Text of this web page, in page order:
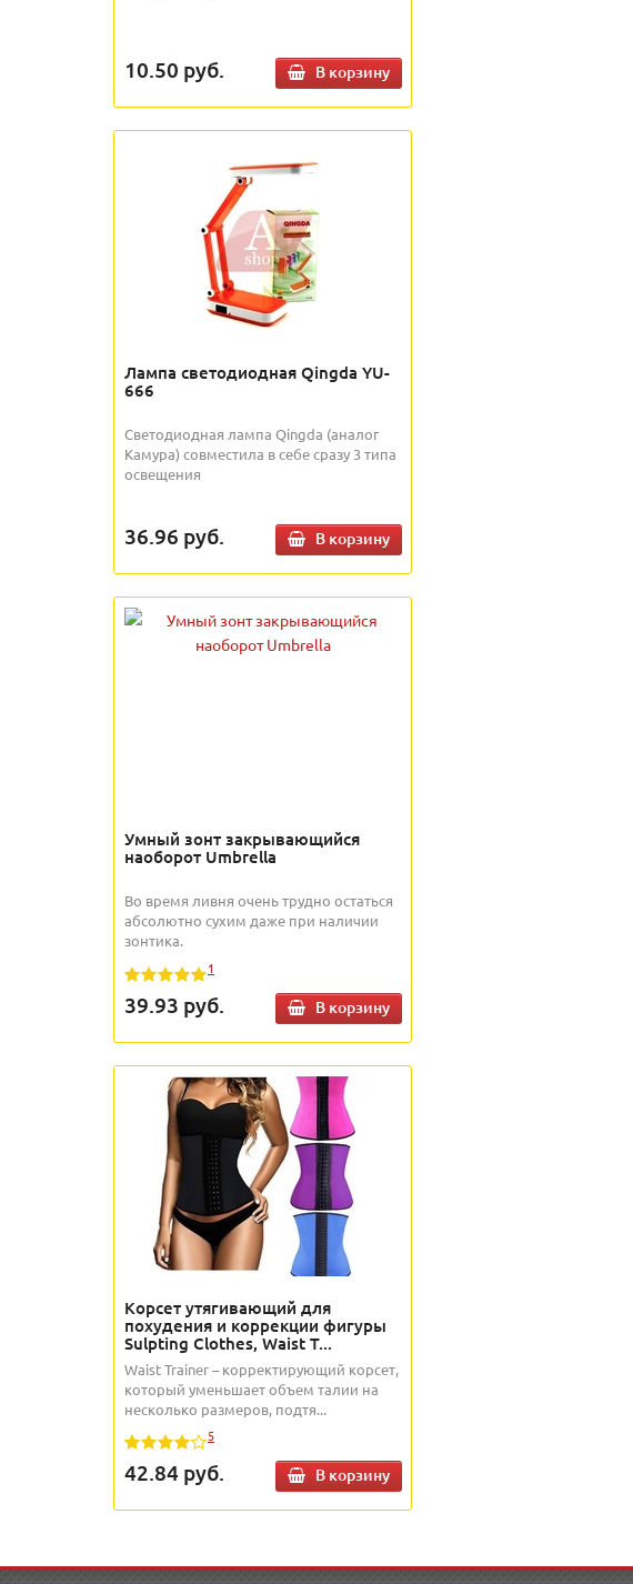
10.50 руб. В корзину
Лампа светодиодная Qingda YU-
666
Светодиодная лампа Qingda (аналог
Камура) совместила в себе сразу 3 типа
освещения
36.96 руб. В корзину
Умный зонт закрывающийся
наоборот Umbrella
Во время ливня очень трудно остаться
абсолютно сухим даже при наличии
зонтика.
1
39.93 руб. В корзину
Корсет утягивающий для
похудения и коррекции фигуры
Sulpting Clothes, Waist T...
Waist Trainer – корректирующий корсет,
который уменьшает объем талии на
несколько размеров, подтя...
5
42.84 руб. В корзину